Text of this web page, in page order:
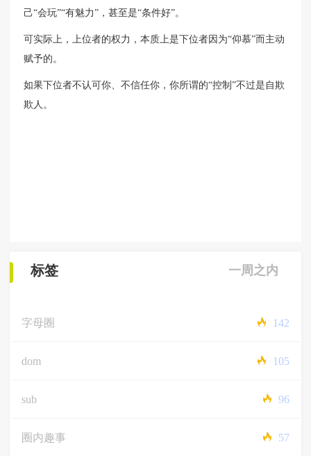
己“会玩”“有魅力”，甚至是“条件好”。
可实际上，上位者的权力，本质上是下位者因为“仰慕”而主动
赋予的。
如果下位者不认可你、不信任你，你所谓的“控制”不过是自欺
欺人。
标签 一周之内
字母圈 142
dom 105
sub 96
圈内趣事 57